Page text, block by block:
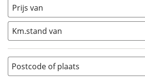
Half-integraal
Integraal (7)
Opzetunit (0
Vouwwagen (0)
Prijs van
Km.stand van
Postcode of plaats